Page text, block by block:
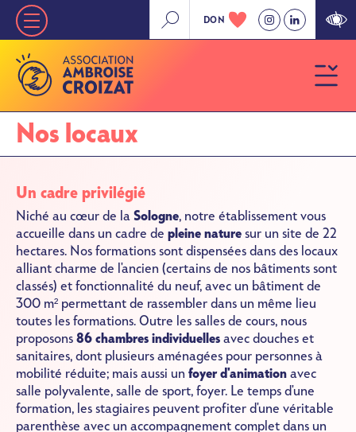
Aller
principal
Nav
principale
»
Niveau
1
DON
Nos locaux
Un cadre privilégié
Niché au cœur de la Sologne, notre établissement vous
accueille dans un cadre de pleine nature sur un site de 22
hectares. Nos formations sont dispensées dans des locaux
alliant charme de l'ancien (certains de nos bâtiments sont
classés) et fonctionnalité du neuf, avec un bâtiment de
300 m² permettant de rassembler dans un même lieu
toutes les formations. Outre les salles de cours, nous
proposons 86 chambres individuelles avec douches et
sanitaires, dont plusieurs aménagées pour personnes à
mobilité réduite; mais aussi un foyer d'animation avec
salle polyvalente, salle de sport, foyer. Le temps d'une
formation, les stagiaires peuvent profiter d'une véritable
parenthèse avec un accompagnement complet dans un